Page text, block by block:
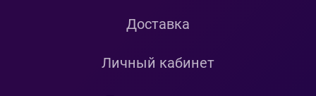
Доставка
Личный кабинет